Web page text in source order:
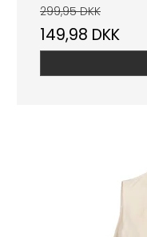
299,95 DKK
149,98 DKK